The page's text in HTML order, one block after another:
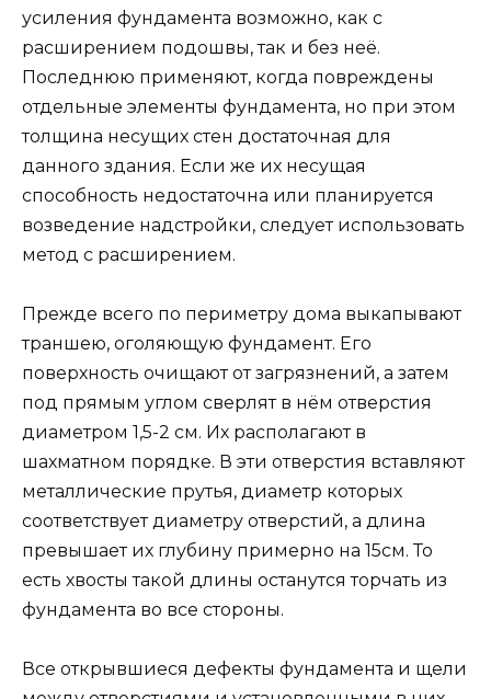
усиления фундамента возможно, как с
расширением подошвы, так и без неё.
Последнюю применяют, когда повреждены
отдельные элементы фундамента, но при этом
толщина несущих стен достаточная для
данного здания. Если же их несущая
способность недостаточна или планируется
возведение надстройки, следует использовать
метод с расширением.
Прежде всего по периметру дома выкапывают
траншею, оголяющую фундамент. Его
поверхность очищают от загрязнений, а затем
под прямым углом сверлят в нём отверстия
диаметром 1,5-2 см. Их располагают в
шахматном порядке. В эти отверстия вставляют
металлические прутья, диаметр которых
соответствует диаметру отверстий, а длина
превышает их глубину примерно на 15см. То
есть хвосты такой длины останутся торчать из
фундамента во все стороны.
Все открывшиеся дефекты фундамента и щели